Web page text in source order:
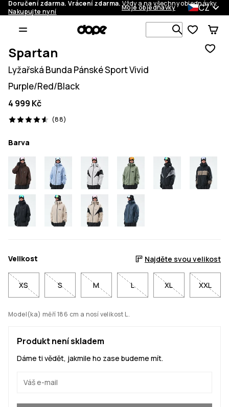
Doručení zdarma. Vrácení zdarma.Vždy a na všechny objednávky.
Nakupujte nyní
Moje objednávky CZ
Vyhledávej
Spartan
Lyžařská Bunda Pánské Sport Vivid
Purple/Red/Black
4 999 Kč
(88)
88 recenze, 4.6/5
Barva
Velikost Najděte svou velikost
XS S M L XL XXL
Model(ka) měří 186 cm a nosí velikost L.
Produkt není skladem
Dáme ti vědět, jakmile ho zase budeme mít.